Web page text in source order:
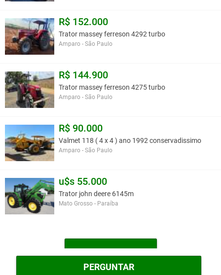
PERGUNTAR
R$ 152.000
Trator massey ferreson 4292 turbo
Amparo - São Paulo
R$ 144.900
Trator massey ferreson 4275 turbo
Amparo - São Paulo
R$ 90.000
Valmet 118 ( 4 x 4 ) ano 1992 conservadissimo
Amparo - São Paulo
u$s 55.000
Trator john deere 6145m
Mato Grosso - Paraíba